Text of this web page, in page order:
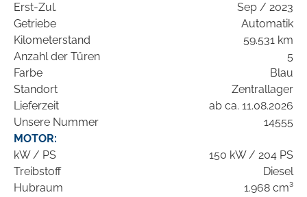
Erst-Zul.
Sep / 2023
Getriebe
Automatik
Kilometerstand
59.531 km
Anzahl der Türen
5
Farbe
Blau
Standort
Zentrallager
Lieferzeit
ab ca. 11.08.2026
Unsere Nummer
14555
MOTOR:
kW / PS
150 kW / 204 PS
Treibstoff
Diesel
Hubraum
1.968 cm³